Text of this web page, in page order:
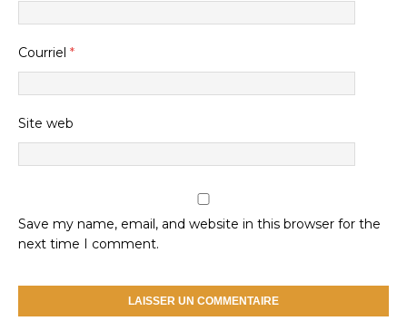
Courriel *
Site web
Save my name, email, and website in this browser for the
next time I comment.